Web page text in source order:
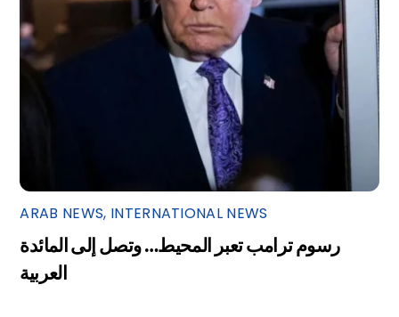
ARAB NEWS, INTERNATIONAL NEWS
رسوم ترامب تعبر المحيط… وتصل إلى المائدة
العربية